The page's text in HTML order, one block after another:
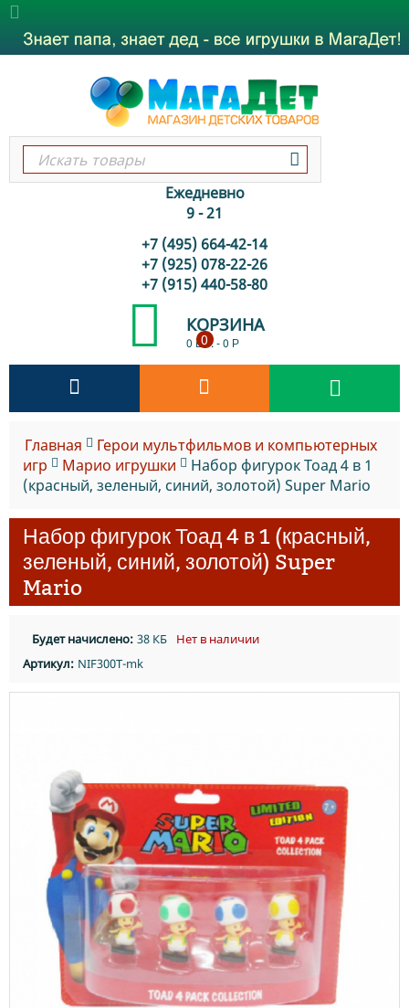
Ежедневно
9 - 21
+7 (495) 664-42-14
+7 (925) 078-22-26
+7 (915) 440-58-80
КОРЗИНА
0 шт.-0 Р
0
Главная
Герои мультфильмов и компьютерных
игр
Марио игрушки
Набор фигурок Тоад 4 в 1
(красный, зеленый, синий, золотой) Super Mario
Набор фигурок Тоад 4 в 1 (красный,
зеленый, синий, золотой) Super
Mario
Будет начислено: 38 КБ
Нет в наличии
Артикул: NIF300T-mk